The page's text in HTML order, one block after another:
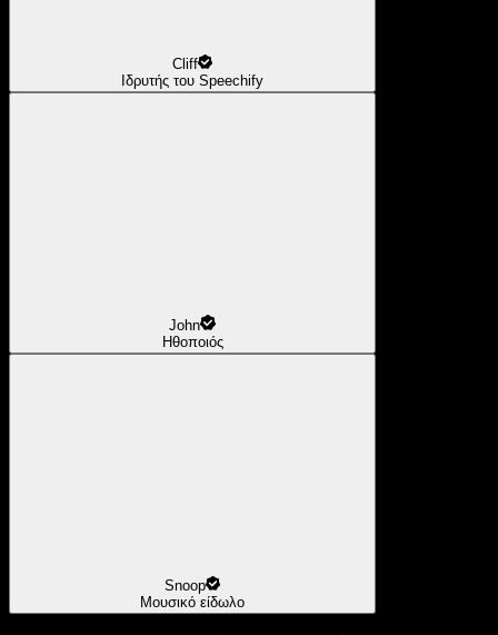
Cliff
Ιδρυτής του Speechify
John
Ηθοποιός
Snoop
Μουσικό είδωλο